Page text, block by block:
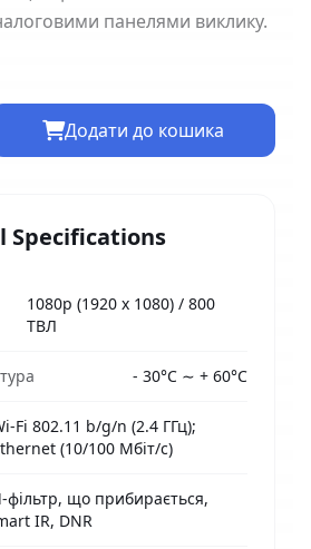
панелями виклику.
Додати до кошика
Specifications
1080p (1920 х 1080) / 800
ТВЛ
- 30°С ∼ + 60°С
Fi 802.11 b/g/n (2.4 ГГц);
(10/100 Мбіт/с)
фільтр, що прибирається,
IR, DNR